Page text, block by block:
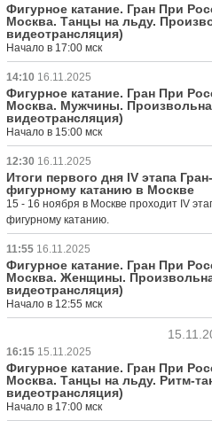
Фигурное катание. Гран При
Москва. Танцы на льду.
видеотрансляция)
Начало в 17:00 мск
14:10 16.11.2025
Фигурное катание. Гран При
Москва. Мужчины.
видеотрансляция)
Начало в 15:00 мск
12:30 16.11.2025
Итоги первого дня IV этапа
фигурному катанию в Москве
15 - 16 ноября в Москве проходит IV
фигурному катанию.
11:55 16.11.2025
Фигурное катание. Гран При
Москва. Женщины.
видеотрансляция)
Начало в 12:55 мск
16:15 15.11.2025
Фигурное катание. Гран При
Москва. Танцы на льду. Ритм-
видеотрансляция)
Начало в 17:00 мск